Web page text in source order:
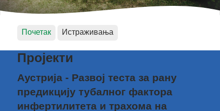
Почетак Истраживања
Пројекти
Аустрија - Развој теста за рану
предикцију тубалног фактора
инфертилитета и трахома на